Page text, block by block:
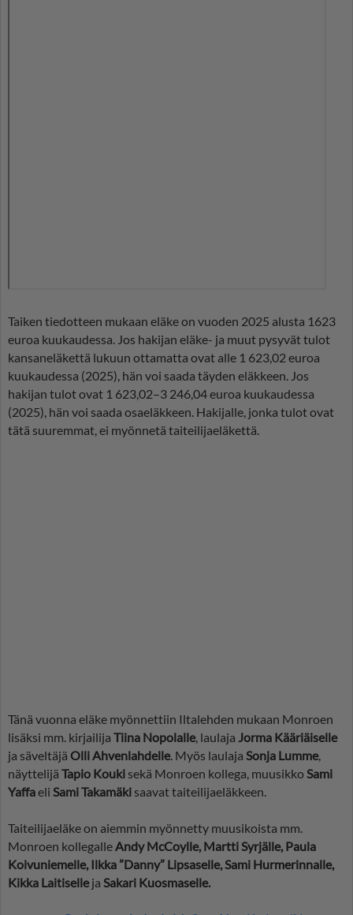
Taiken tiedotteen mukaan eläke on vuoden 2025 alusta 1623
euroa kuukaudessa. Jos hakijan eläke- ja muut pysyvät tulot
kansaneläkettä lukuun ottamatta ovat alle 1 623,02 euroa
kuukaudessa (2025), hän voi saada täyden eläkkeen. Jos
hakijan tulot ovat 1 623,02–3 246,04 euroa kuukaudessa
(2025), hän voi saada osaeläkkeen. Hakijalle, jonka tulot ovat
tätä suuremmat, ei myönnetä taiteilijaeläkettä.
Tänä vuonna eläke myönnettiin Iltalehden mukaan Monroen
lisäksi mm. kirjailija Tiina Nopolalle, laulaja Jorma Kääriäiselle
ja säveltäjä Olli Ahvenlahdelle. Myös laulaja Sonja Lumme,
näyttelijä Tapio Kouki sekä Monroen kollega, muusikkoSami
Yaffaeli Sami Takamäki saavat taiteilijaeläkkeen.
Taiteilijaeläke on aiemmin myönnetty muusikoista mm.
Monroen kollegalleAndy McCoylle, Martti Syrjälle, Paula
Koivuniemelle, Ilkka ”Danny” Lipsaselle, Sami Hurmerinnalle,
Kikka Laitiselleja Sakari Kuosmaselle.